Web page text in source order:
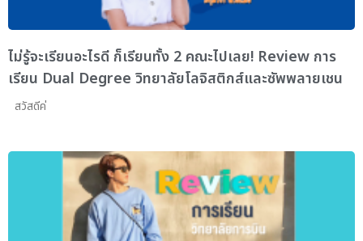
ไม่รู้จะเรียนอะไรดี ก็เรียนทั้ง 2 คณะไปเลย! Review การ
เรียน Dual Degree วิทยาลัยโลจิสติกส์และซัพพลายเชน
สวัสดีค่